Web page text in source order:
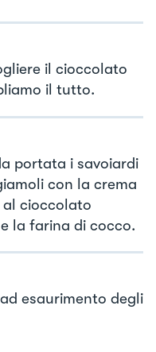
il cioccolato
il tutto.
portata i savoiardi
con la crema
cioccolato
la farina di cocco.
esaurimento degli